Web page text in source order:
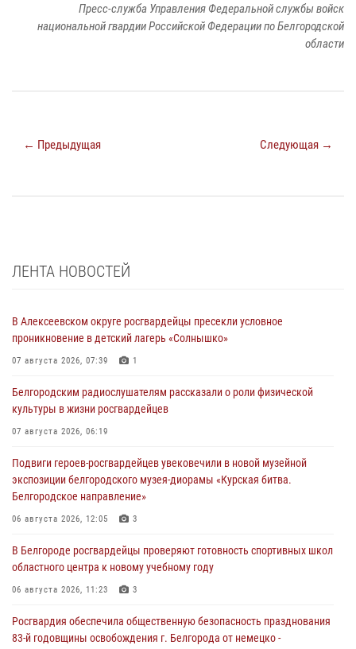
Пресс-служба Управления Федеральной службы войск
национальной гвардии Российской Федерации по Белгородской
области
← Предыдущая Следующая →
ЛЕНТА НОВОСТЕЙ
В Алексеевском округе росгвардейцы пресекли условное
проникновение в детский лагерь «Солнышко»
07 августа 2026, 07:39 1
Белгородским радиослушателям рассказали о роли физической
культуры в жизни росгвардейцев
07 августа 2026, 06:19
Подвиги героев‑росгвардейцев увековечили в новой музейной
экспозиции белгородского музея‑диорамы «Курская битва.
Белгородское направление»
06 августа 2026, 12:05 3
В Белгороде росгвардейцы проверяют готовность спортивных школ
областного центра к новому учебному году
06 августа 2026, 11:23 3
Росгвардия обеспечила общественную безопасность празднования
83-й годовщины освобождения г. Белгорода от немецко -